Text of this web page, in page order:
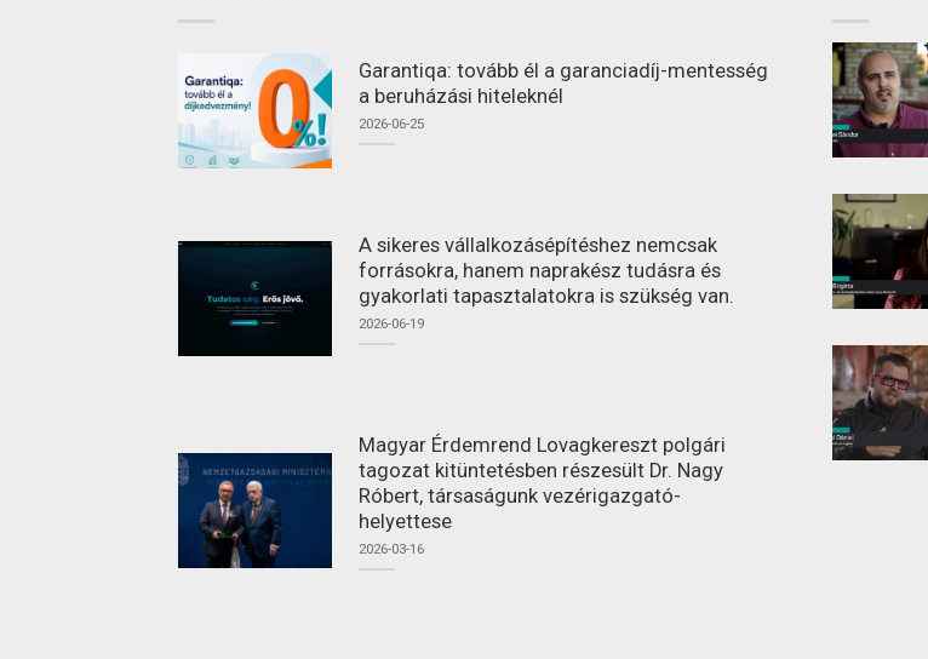
Garantiqa: tovább él a garanciadíj-mentesség
a beruházási hiteleknél
2026-06-25
A sikeres vállalkozásépítéshez nemcsak
forrásokra, hanem naprakész tudásra és
gyakorlati tapasztalatokra is szükség van.
2026-06-19
Magyar Érdemrend Lovagkereszt polgári
tagozat kitüntetésben részesült Dr. Nagy
Róbert, társaságunk vezérigazgató-
helyettese
2026-03-16